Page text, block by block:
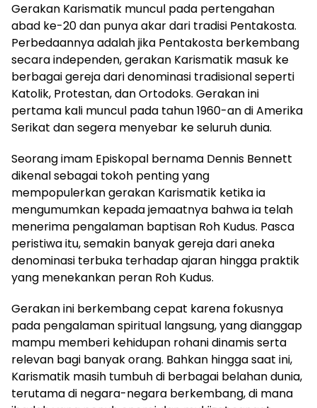
Gerakan Karismatik muncul pada pertengahan
abad ke-20 dan punya akar dari tradisi Pentakosta.
Perbedaannya adalah jika Pentakosta berkembang
secara independen, gerakan Karismatik masuk ke
berbagai gereja dari denominasi tradisional seperti
Katolik, Protestan, dan Ortodoks. Gerakan ini
pertama kali muncul pada tahun 1960-an di Amerika
Serikat dan segera menyebar ke seluruh dunia.
Seorang imam Episkopal bernama Dennis Bennett
dikenal sebagai tokoh penting yang
mempopulerkan gerakan Karismatik ketika ia
mengumumkan kepada jemaatnya bahwa ia telah
menerima pengalaman baptisan Roh Kudus. Pasca
peristiwa itu, semakin banyak gereja dari aneka
denominasi terbuka terhadap ajaran hingga praktik
yang menekankan peran Roh Kudus.
Gerakan ini berkembang cepat karena fokusnya
pada pengalaman spiritual langsung, yang dianggap
mampu memberi kehidupan rohani dinamis serta
relevan bagi banyak orang. Bahkan hingga saat ini,
Karismatik masih tumbuh di berbagai belahan dunia,
terutama di negara-negara berkembang, di mana